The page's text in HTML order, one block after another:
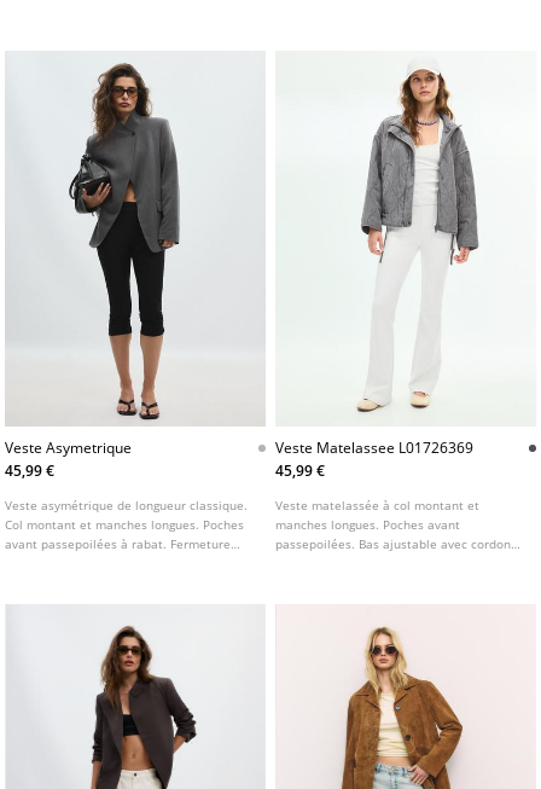
Veste Asymetrique
45,99 €
Veste asymétrique de longueur classique.
Col montant et manches longues. Poches
avant passepoilées à rabat. Fermeture
Veste Matelassee L01726369
45,99 €
Veste matelassée à col montant et
manches longues. Poches avant
passepoilées. Bas ajustable avec cordons.
plusieurs couleurs.